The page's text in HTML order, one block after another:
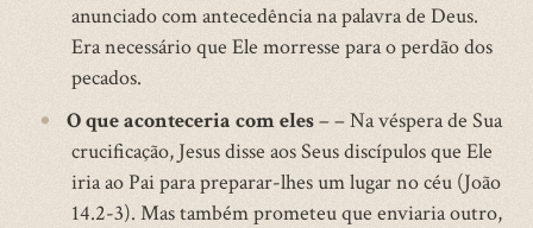
anunciado com antecedência na palavra de Deus.
Era necessário que Ele morresse para o perdão dos
pecados.
O que aconteceria com eles– – Na véspera de Sua
crucificação, Jesus disse aos Seus discípulos que Ele
iria ao Pai para preparar-lhes um lugar no céu (João
14.2-3). Mas também prometeu que enviaria outro,